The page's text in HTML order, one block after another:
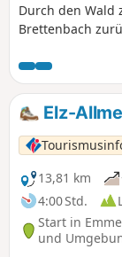
Durch den
Brettenbach
Elz-
13,81 km
4:00 Std.
Start in
und